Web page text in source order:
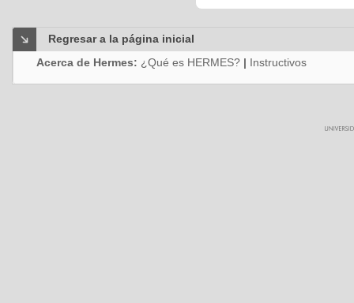
Regresar a la página inicial
Acerca de Hermes: ¿Qué es HERMES? | Instructivos